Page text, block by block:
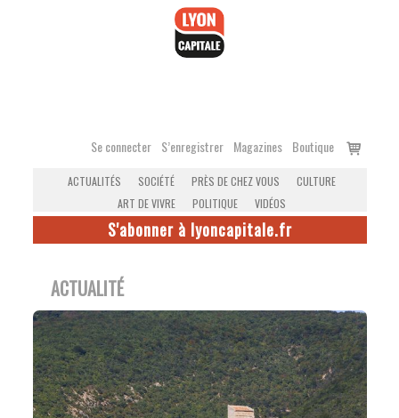
Se connecter S’enregistrer Magazines Boutique
Voir
ACTUALITÉS SOCIÉTÉ PRÈS DE CHEZ VOUS
CULTURE
ART DE VIVRE
POLITIQUE VIDÉOS
S'abonner à lyoncapitale.fr
ACTUALITÉ